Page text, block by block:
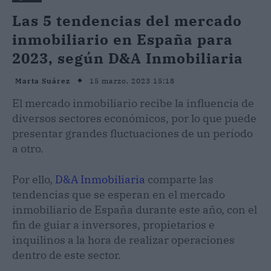
Las 5 tendencias del mercado
inmobiliario en España para
2023, según D&A Inmobiliaria
Marta Suárez 15 marzo, 2023 15:18
El mercado inmobiliario recibe la influencia de
diversos sectores económicos, por lo que puede
presentar grandes fluctuaciones de un período
a otro.
Por ello, D&A Inmobiliaria comparte las
tendencias que se esperan en el mercado
inmobiliario de España durante este año, con el
fin de guiar a inversores, propietarios e
inquilinos a la hora de realizar operaciones
dentro de este sector.